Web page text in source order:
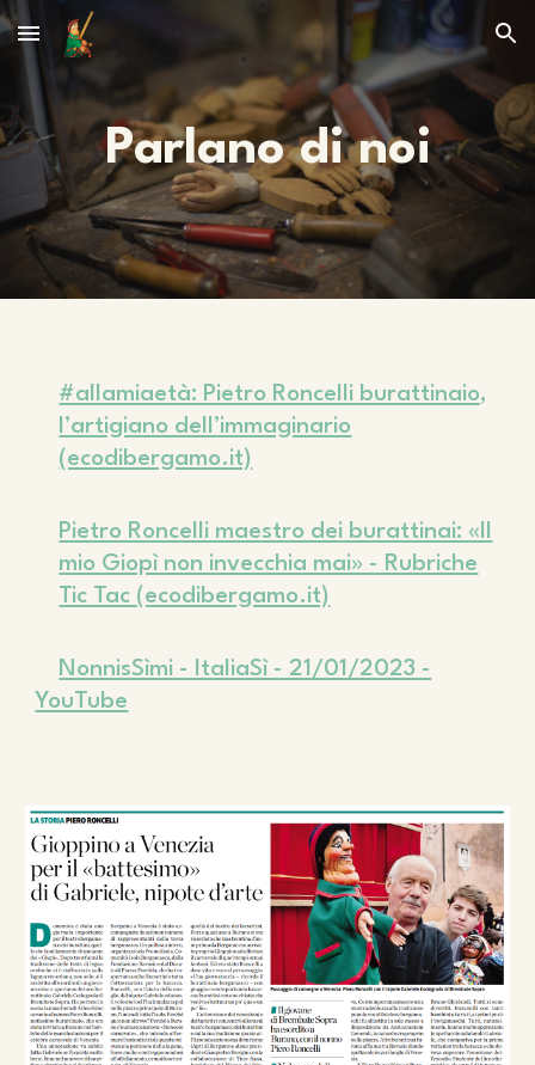
Skip to main content Skip to navigation
Parlano di noi
#allamiaetà: Pietro Roncelli burattinaio,
l’artigiano dell’immaginario
(ecodibergamo.it)
Pietro Roncelli maestro dei burattinai: «Il
mio Giopì non invecchia mai» - Rubriche
Tic Tac (ecodibergamo.it)
NonnisSìmi - ItaliaSì - 21/01/2023 -
YouTube